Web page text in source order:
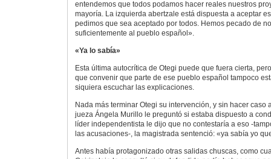
entendemos que todos podamos hacer reales nuestros
mayoría. La izquierda abertzale está dispuesta a aceptar
pedimos que sea aceptado por todos. Hemos pecado de
suficientemente al pueblo español».
«Ya lo sabía»
Esta última autocrítica de Otegi puede que fuera cierta,
que convenir que parte de ese pueblo español tampoco
siquiera escuchar las explicaciones.
Nada más terminar Otegi su intervención, y sin hacer caso
jueza Ángela Murillo le preguntó si estaba dispuesto a
líder independentista le dijo que no contestaría a eso -
las acusaciones-, la magistrada sentenció: «ya sabía yo
Antes había protagonizado otras salidas chuscas, como